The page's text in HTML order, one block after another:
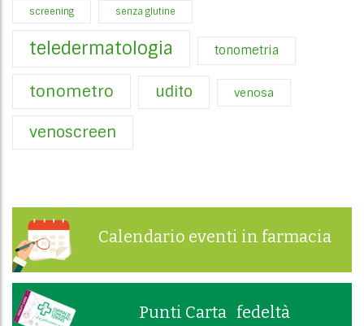
screening senza glutine
teledermatologia tonometria
tonometro udito venosa
venoscreen
Calendario eventi in farmacia
Punti Carta fedeltà